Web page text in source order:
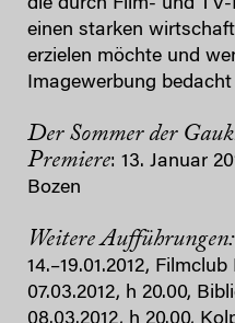
die durch Film- und
einen starken
erzielen möchte und
Imagewerbung bedacht
Der Sommer der
Premiere: 13. Januar
Bozen
Weitere Aufführungen:
14.–19.01.2012,
07.03.2012, h 20.00,